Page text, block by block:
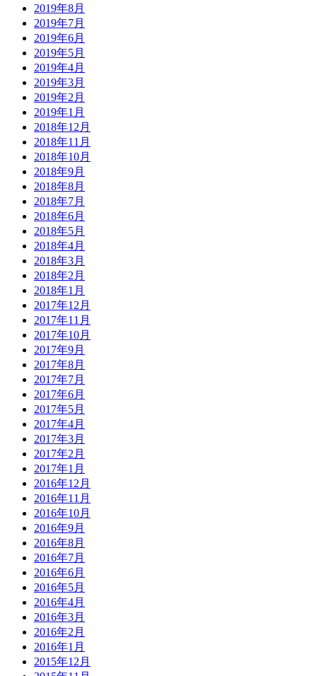
2019年8月
2019年7月
2019年6月
2019年5月
2019年4月
2019年3月
2019年2月
2019年1月
2018年12月
2018年11月
2018年10月
2018年9月
2018年8月
2018年7月
2018年6月
2018年5月
2018年4月
2018年3月
2018年2月
2018年1月
2017年12月
2017年11月
2017年10月
2017年9月
2017年8月
2017年7月
2017年6月
2017年5月
2017年4月
2017年3月
2017年2月
2017年1月
2016年12月
2016年11月
2016年10月
2016年9月
2016年8月
2016年7月
2016年6月
2016年5月
2016年4月
2016年3月
2016年2月
2016年1月
2015年12月